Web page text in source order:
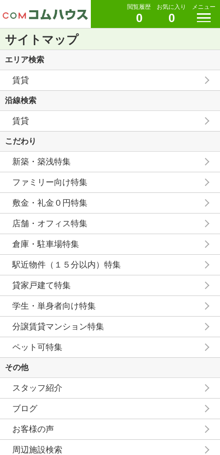
閲覧履歴
0
お気に入り
0
メニュー
サイトマップ
エリア検索
賃貸
沿線検索
賃貸
こだわり
新築・築浅特集
ファミリー向け特集
敷金・礼金０円特集
店舗・オフィス特集
倉庫・駐車場特集
駅近物件（１５分以内）特集
貸家戸建て特集
学生・単身者向け特集
分譲賃貸マンション特集
ペット可特集
その他
スタッフ紹介
ブログ
お客様の声
周辺施設検索